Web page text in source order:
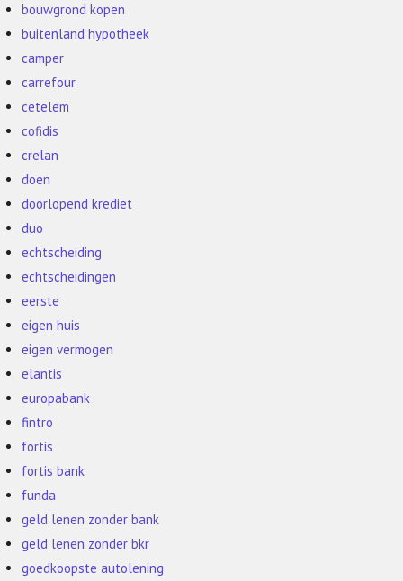
bouwgrond kopen
buitenland hypotheek
camper
carrefour
cetelem
cofidis
crelan
doen
doorlopend krediet
duo
echtscheiding
echtscheidingen
eerste
eigen huis
eigen vermogen
elantis
europabank
fintro
fortis
fortis bank
funda
geld lenen zonder bank
geld lenen zonder bkr
goedkoopste autolening